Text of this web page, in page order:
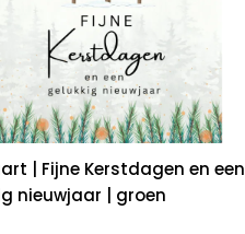
| Fijne Kerstdagen en een
nieuwjaar | groen